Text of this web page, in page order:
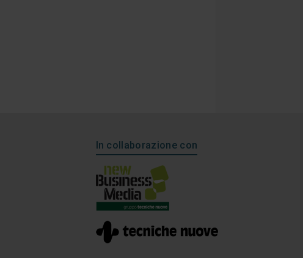
In collaborazione con